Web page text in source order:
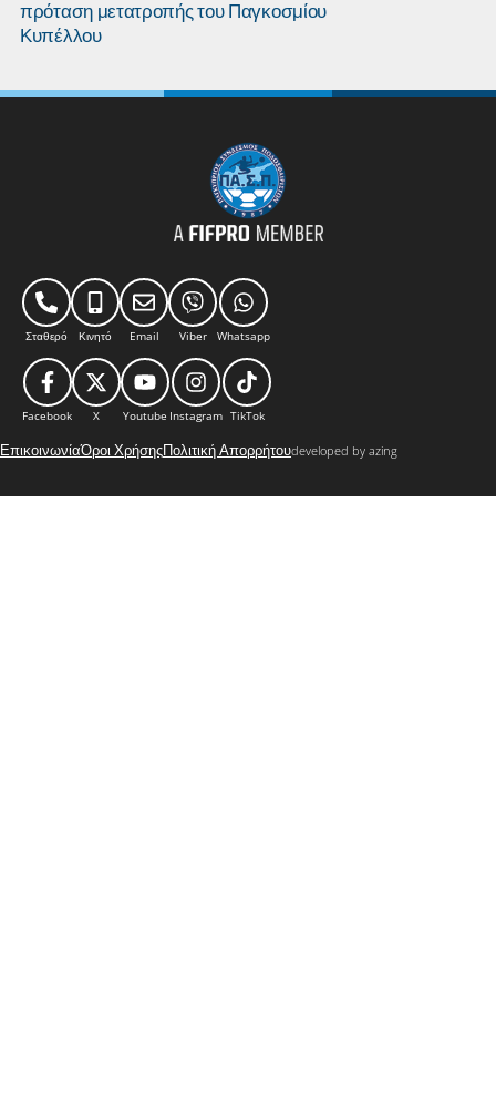
πρόταση μετατροπής του Παγκοσμίου
Κυπέλλου
Σταθερό Κινητό Email Viber Whatsapp
Facebook X Youtube Instagram TikTok
ΕπικοινωνίαΌροι ΧρήσηςΠολιτική Απορρήτουdeveloped by azing